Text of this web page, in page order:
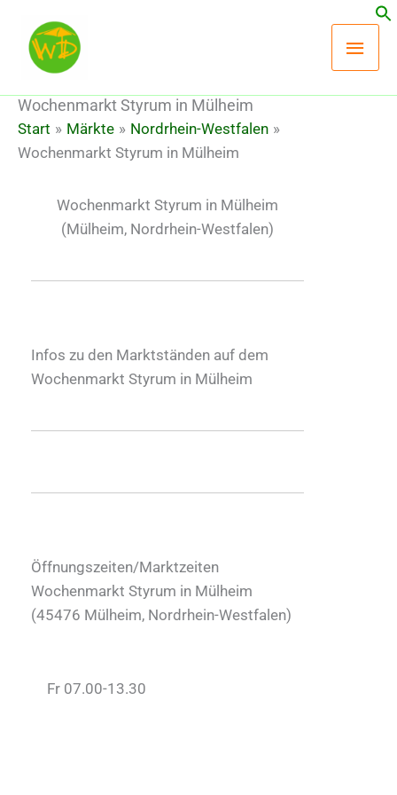
Inhalt
springen
Wochenmarkt Styrum in Mülheim
Start Märkte
Nordrhein-Westfalen
Wochenmarkt Styrum in Mülheim
Wochenmarkt Styrum in Mülheim
(Mülheim, Nordrhein-Westfalen)
Infos zu den Marktständen auf dem
Wochenmarkt Styrum in Mülheim
Öffnungszeiten/Marktzeiten
Wochenmarkt Styrum in Mülheim
(45476 Mülheim, Nordrhein-Westfalen)
Fr 07.00-13.30